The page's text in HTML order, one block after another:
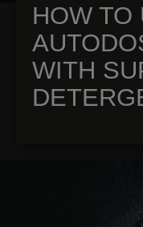
HOW TO
WITH